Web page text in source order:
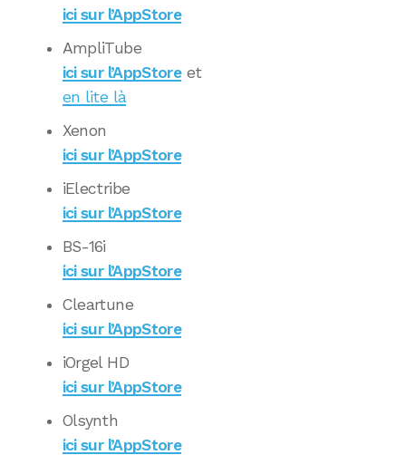
ici sur l’AppStore
AmpliTube
ici sur l’AppStoreet
en lite là
Xenon
ici sur l’AppStore
iElectribe
ici sur l’AppStore
BS-16i
ici sur l’AppStore
Cleartune
ici sur l’AppStore
iOrgel HD
ici sur l’AppStore
Olsynth
ici sur l’AppStore